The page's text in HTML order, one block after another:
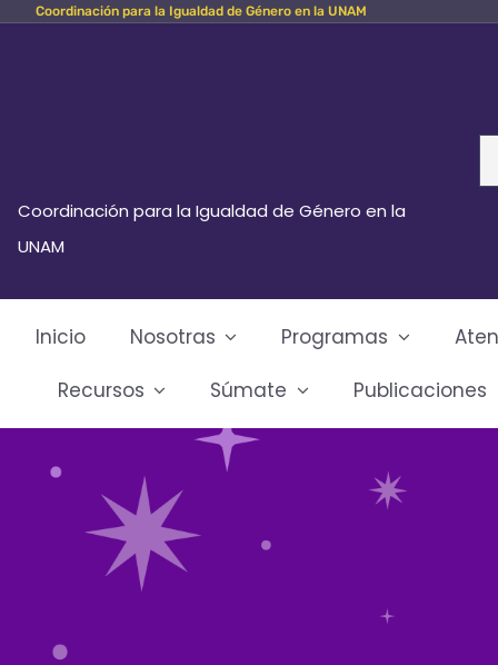
Skip Coordinación para la Igualdad de Género en la UNAM
Coordinación para la Igualdad de Género en la
UNAM
Inicio Nosotras Programas
Recursos
Súmate Publicaciones